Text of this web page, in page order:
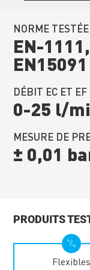
NORME TESTÉE
EN-
EN15091
DÉBIT EC ET EF
0-25 l/
MESURE DE
± 0,01
PRODUITS
Flexibles